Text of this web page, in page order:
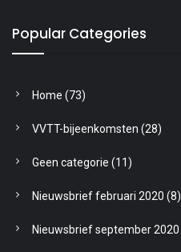
Popular Categories
Home (73)
VVTT-bijeenkomsten (28)
Geen categorie (11)
Nieuwsbrief februari 2020 (8)
Nieuwsbrief september 2020